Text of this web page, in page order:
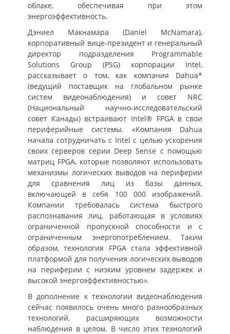
облаке, обеспечивая при этом
энергоэффективность.
Дэниел Макнамара (Daniel McNamara),
корпоративный вице-президент и генеральный
директор подразделения Programmable
Solutions Group (PSG) корпорации Intel,
рассказывает о том, как компания Dahua*
(ведущий поставщик на глобальном рынке
систем видеонаблюдения) и совет NRC
(Национальный научно-исследовательский
совет Канады) встраивают Intel® FPGA в свои
периферийные системы. «Компания Dahua
начала сотрудничать с Intel с целью ускорения
своих серверов серии Deep Sense с помощью
матриц FPGA, которые позволяют использовать
механизмы логических выводов на периферии
для сравнения лиц из базы данных,
включающей в себя 100 000 изображений.
Компании требовалась система быстрого
распознавания лиц, работающая в условиях
ограниченной пропускной способности и с
ограниченным энергопотреблением. Таким
образом, технология FPGA стала эффективной
платформой для получения логических выводов
на периферии с низким уровнем задержек и
высокой энергоэффективностью».
В дополнение к технологии видеонаблюдения
сейчас появилось очень много разнообразных
технологий, расширяющих возможности
наблюдения в целом. В число этих технологий